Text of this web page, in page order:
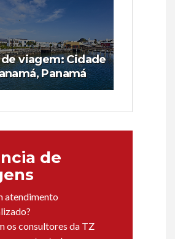
viagem: Cidade
Panamá
de
atendimento
os consultores da TZ